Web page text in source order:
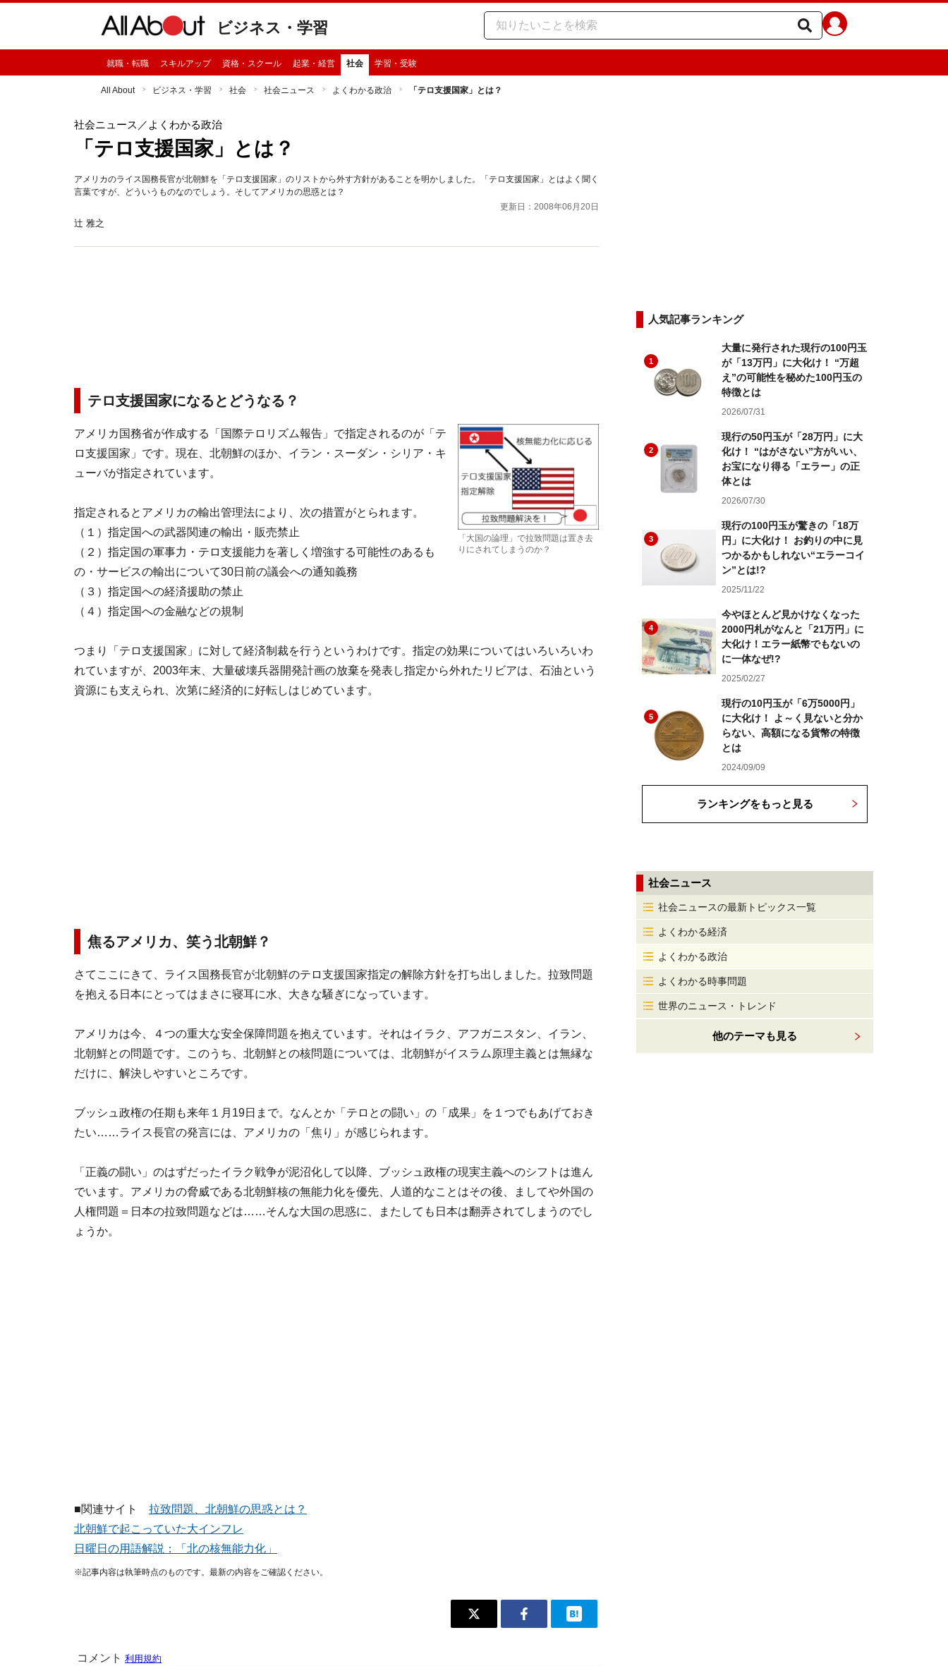
ビジネス・学習
就職・転職 スキルアップ 資格・スクール 起業・経営 社会 学習・受験
All About ビジネス・学習 社会 社会ニュース よくわかる政治 「テロ支援国家」とは？
社会ニュース ／よくわかる政治
「テロ支援国家」とは？
アメリカのライス国務長官が北朝鮮を「テロ支援国家」のリストから外す方針があることを明かしました。「テロ支援国家」とはよく聞く
言葉ですが、どういうものなのでしょう。そしてアメリカの思惑とは？
更新日：2008年06月20日
辻 雅之
テロ支援国家になるとどうなる？
「大国の論理」で拉致問題は置き去
りにされてしまうのか？
アメリカ国務省が作成する「国際テロリズム報告」で指定されるのが「テ
ロ支援国家」です。現在、北朝鮮のほか、イラン・スーダン・シリア・キ
ューバが指定されています。
指定されるとアメリカの輸出管理法により、次の措置がとられます。
（１）指定国への武器関連の輸出・販売禁止
（２）指定国の軍事力・テロ支援能力を著しく増強する可能性のあるも
の・サービスの輸出について30日前の議会への通知義務
（３）指定国への経済援助の禁止
（４）指定国への金融などの規制
つまり「テロ支援国家」に対して経済制裁を行うというわけです。指定の効果についてはいろいろいわ
れていますが、2003年末、大量破壊兵器開発計画の放棄を発表し指定から外れたリビアは、石油という
資源にも支えられ、次第に経済的に好転しはじめています。
焦るアメリカ、笑う北朝鮮？
さてここにきて、ライス国務長官が北朝鮮のテロ支援国家指定の解除方針を打ち出しました。拉致問題
を抱える日本にとってはまさに寝耳に水、大きな騒ぎになっています。
アメリカは今、４つの重大な安全保障問題を抱えています。それはイラク、アフガニスタン、イラン、
北朝鮮との問題です。このうち、北朝鮮との核問題については、北朝鮮がイスラム原理主義とは無縁な
だけに、解決しやすいところです。
ブッシュ政権の任期も来年１月19日まで。なんとか「テロとの闘い」の「成果」を１つでもあげておき
たい……ライス長官の発言には、アメリカの「焦り」が感じられます。
「正義の闘い」のはずだったイラク戦争が泥沼化して以降、ブッシュ政権の現実主義へのシフトは進ん
でいます。アメリカの脅威である北朝鮮核の無能力化を優先、人道的なことはその後、ましてや外国の
人権問題＝日本の拉致問題などは……そんな大国の思惑に、またしても日本は翻弄されてしまうのでし
ょうか。
■関連サイト 拉致問題、北朝鮮の思惑とは？
北朝鮮で起こっていた大インフレ
日曜日の用語解説：「北の核無能力化」
※記事内容は執筆時点のものです。最新の内容をご確認ください。
人気記事ランキング
1
大量に発行された現行の100円玉
が「13万円」に大化け！ “万超
え”の可能性を秘めた100円玉の
特徴とは
2026/07/31
2
現行の50円玉が「28万円」に大
化け！ “はがさない”方がいい、
お宝になり得る「エラー」の正
体とは
2026/07/30
3
現行の100円玉が驚きの「18万
円」に大化け！ お釣りの中に見
つかるかもしれない“エラーコイ
ン”とは!?
2025/11/22
4
今やほとんど見かけなくなった
2000円札がなんと「21万円」に
大化け！エラー紙幣でもないの
に一体なぜ!?
2025/02/27
5
現行の10円玉が「6万5000円」
に大化け！ よ～く見ないと分か
らない、高額になる貨幣の特徴
とは
2024/09/09
ランキングをもっと見る
社会ニュース
社会ニュースの最新トピックス一覧
よくわかる経済
よくわかる政治
よくわかる時事問題
世界のニュース・トレンド
他のテーマも見る